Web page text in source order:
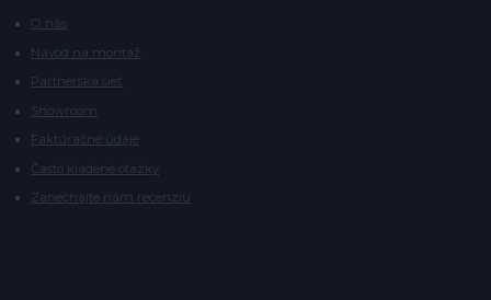
O nás
Návod na montáž
Partnerská sieť
Showroom
Faktúračné údaje
Často kladené otázky
Zanechajte nám recenziu